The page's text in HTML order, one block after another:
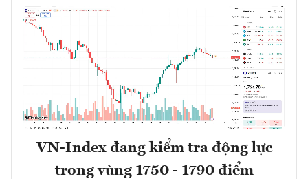
VN-Index đang kiểm tra động lực
trong vùng 1750 - 1790 điểm